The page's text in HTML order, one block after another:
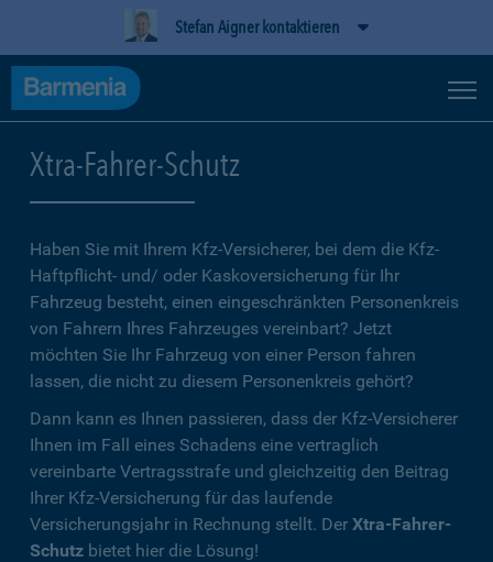
Stefan Aigner kontaktieren
Xtra-Fahrer-Schutz
Haben Sie mit Ihrem Kfz-Versicherer, bei dem die Kfz-
Haftpflicht- und/ oder Kaskoversicherung für Ihr
Fahrzeug besteht, einen eingeschränkten Personenkreis
von Fahrern Ihres Fahrzeuges vereinbart? Jetzt
möchten Sie Ihr Fahrzeug von einer Person fahren
lassen, die nicht zu diesem Personenkreis gehört?
Dann kann es Ihnen passieren, dass der Kfz-Versicherer
Ihnen im Fall eines Schadens eine vertraglich
vereinbarte Vertragsstrafe und gleichzeitig den Beitrag
Ihrer Kfz-Versicherung für das laufende
Versicherungsjahr in Rechnung stellt. Der Xtra-Fahrer-
Schutz bietet hier die Lösung!